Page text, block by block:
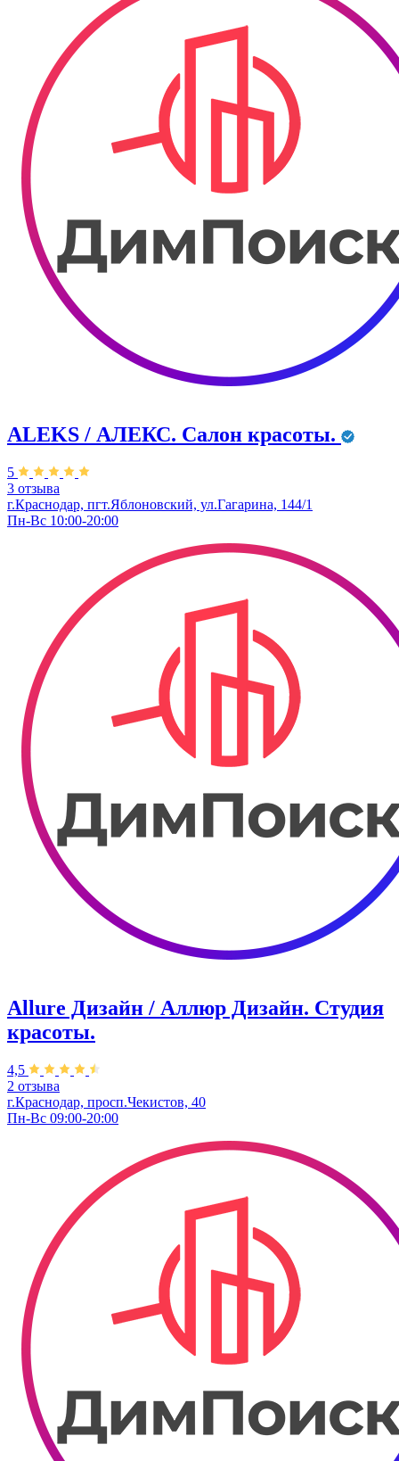
ALEKS / АЛЕКС. Салон красоты.
5
3 отзыва
г.Краснодар, пгт.Яблоновский, ул.Гагарина, 144/1
Пн-Вс 10:00-20:00
Allure Дизайн / Аллюр Дизайн. Студия
красоты.
4,5
2 отзыва
г.Краснодар, просп.Чекистов, 40
Пн-Вс 09:00-20:00